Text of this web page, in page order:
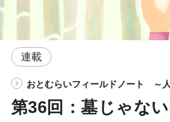
連載
おとむらいフィールドノート ～
第36回：墓じゃな